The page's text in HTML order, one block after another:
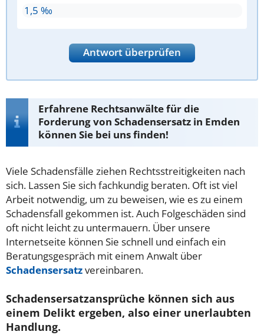
1,5 ‰
Antwort überprüfen
Erfahrene Rechtsanwälte für die
Forderung von Schadensersatz in Emden
können Sie bei uns finden!
Viele Schadensfälle ziehen Rechtsstreitigkeiten nach
sich. Lassen Sie sich fachkundig beraten. Oft ist viel
Arbeit notwendig, um zu beweisen, wie es zu einem
Schadensfall gekommen ist. Auch Folgeschäden sind
oft nicht leicht zu untermauern. Über unsere
Internetseite können Sie schnell und einfach ein
Beratungsgespräch mit einem Anwalt über
Schadensersatzvereinbaren.
Schadensersatzansprüche können sich aus
einem Delikt ergeben, also einer unerlaubten
Handlung.